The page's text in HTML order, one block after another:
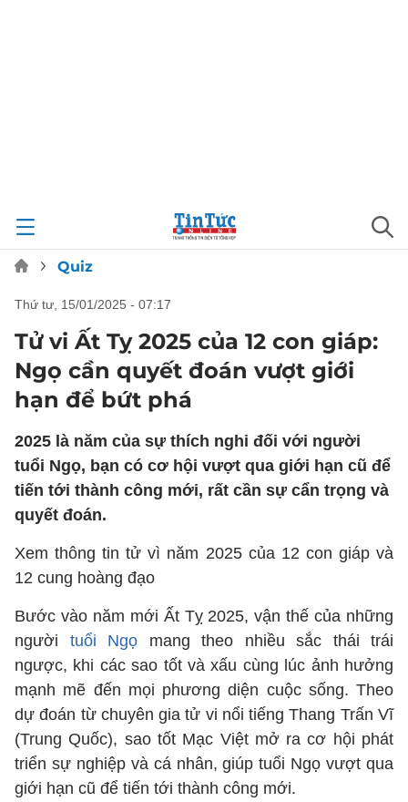
Quiz
thứ tư, 15/01/2025 - 07:17
Tử vi Ất Tỵ 2025 của 12 con giáp:
Ngọ cần quyết đoán vượt giới
hạn để bứt phá
2025 là năm của sự thích nghi đối với người
tuổi Ngọ, bạn có cơ hội vượt qua giới hạn cũ để
tiến tới thành công mới, rất cần sự cẩn trọng và
quyết đoán.
Xem thông tin tử vì năm 2025 của 12 con giáp và
12 cung hoàng đạo
Bước vào năm mới Ất Tỵ 2025, vận thế của những
người tuổi Ngọ mang theo nhiều sắc thái trái
ngược, khi các sao tốt và xấu cùng lúc ảnh hưởng
mạnh mẽ đến mọi phương diện cuộc sống. Theo
dự đoán từ chuyên gia tử vi nổi tiếng Thang Trấn Vĩ
(Trung Quốc), sao tốt Mạc Việt mở ra cơ hội phát
triển sự nghiệp và cá nhân, giúp tuổi Ngọ vượt qua
giới hạn cũ để tiến tới thành công mới.